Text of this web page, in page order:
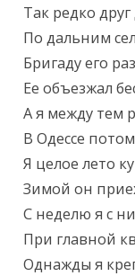
Так редко
По дальним
Бригаду его
Ее объезжал
А я между тем
В Одессе
Я целое лето
Зимой он
С неделю я с
При главной
Однажды я